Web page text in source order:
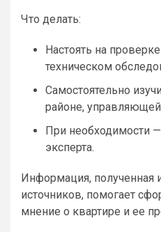
Что делать:
Настоять на
техническом
Самостоятельно
районе,
При необходимости
эксперта.
Информация, полученная
источников, помогает
мнение о квартире и ее